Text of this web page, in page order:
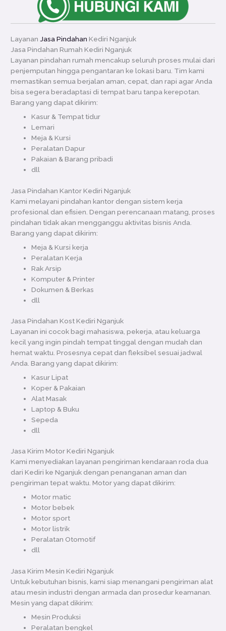
LayananJasa Pindahan Kediri Nganjuk
Jasa Pindahan Rumah Kediri Nganjuk
Layanan pindahan rumah mencakup seluruh proses mulai dari
penjemputan hingga pengantaran ke lokasi baru. Tim kami
memastikan semua berjalan aman, cepat, dan rapi agar Anda
bisa segera beradaptasi di tempat baru tanpa kerepotan.
Barang yang dapat dikirim:
Kasur & Tempat tidur
Lemari
Meja & Kursi
Peralatan Dapur
Pakaian & Barang pribadi
dll
Jasa Pindahan Kantor Kediri Nganjuk
Kami melayani pindahan kantor dengan sistem kerja
profesional dan efisien. Dengan perencanaan matang, proses
pindahan tidak akan mengganggu aktivitas bisnis Anda.
Barang yang dapat dikirim:
Meja & Kursi kerja
Peralatan Kerja
Rak Arsip
Komputer & Printer
Dokumen & Berkas
dll
Jasa Pindahan Kost Kediri Nganjuk
Layanan ini cocok bagi mahasiswa, pekerja, atau keluarga
kecil yang ingin pindah tempat tinggal dengan mudah dan
hemat waktu. Prosesnya cepat dan fleksibel sesuai jadwal
Anda. Barang yang dapat dikirim:
Kasur Lipat
Koper & Pakaian
Alat Masak
Laptop & Buku
Sepeda
dll
Jasa Kirim Motor Kediri Nganjuk
Kami menyediakan layanan pengiriman kendaraan roda dua
dari Kediri ke Nganjuk dengan penanganan aman dan
pengiriman tepat waktu. Motor yang dapat dikirim:
Motor matic
Motor bebek
Motor sport
Motor listrik
Peralatan Otomotif
dll
Jasa Kirim Mesin Kediri Nganjuk
Untuk kebutuhan bisnis, kami siap menangani pengiriman alat
atau mesin industri dengan armada dan prosedur keamanan.
Mesin yang dapat dikirim:
Mesin Produksi
Peralatan bengkel